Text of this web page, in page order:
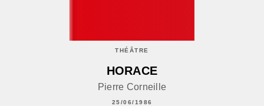
THÉÂTRE
HORACE
Pierre Corneille
25/06/1986